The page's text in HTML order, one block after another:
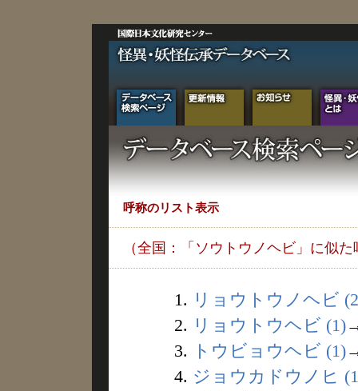
呼称のリスト表示
（全国：「ソウトウノヘビ」に似た
1. リョウトウノヘビ
2. リョウトウヘビ (1)
3.
トウビョウヘビ (1)
4. ジョウカドウノヒ